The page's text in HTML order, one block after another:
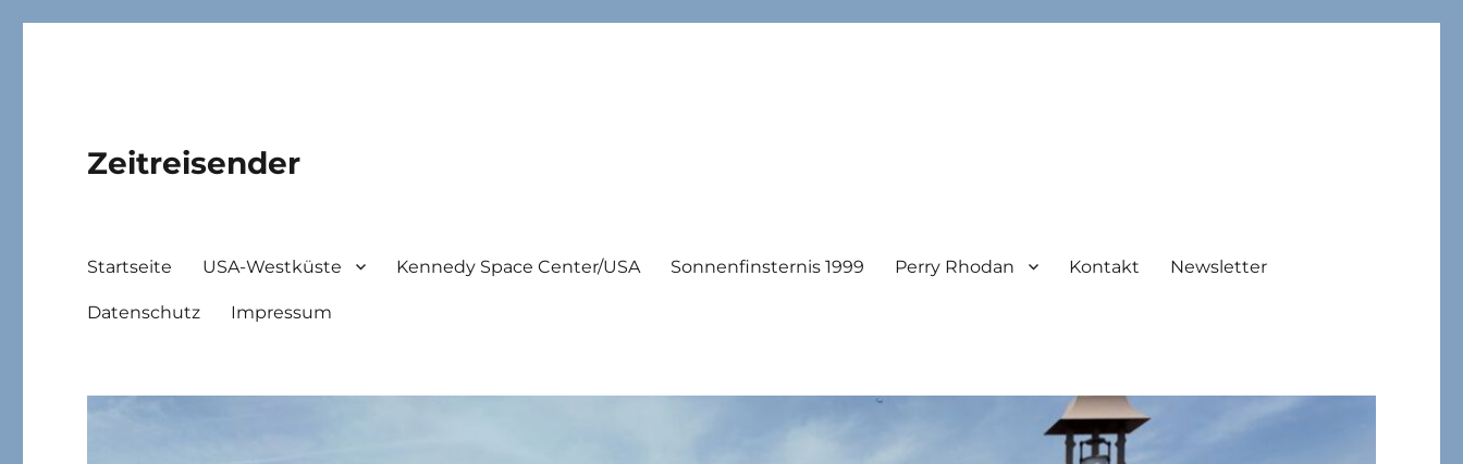
Zeitreisender
Startseite USA-Westküste Kennedy Space Center/USA Sonnenfinsternis 1999 Perry Rhodan Kontakt Newsletter
Datenschutz Impressum